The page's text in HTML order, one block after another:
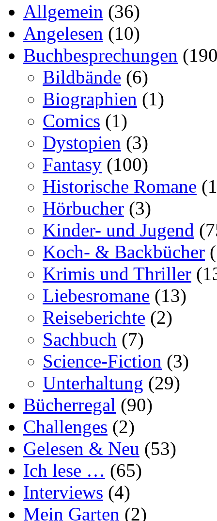
Allgemein (36)
Angelesen (10)
Buchbesprechungen
Bildbände (6)
Biographien (1)
Comics (1)
Dystopien (3)
Fantasy (100)
Historische Romane
Hörbucher (3)
Kinder- und Jugend
Koch- & Backbücher
Krimis und Thriller
Liebesromane (13)
Reiseberichte (2)
Sachbuch (7)
Science-Fiction (3)
Unterhaltung (29)
Bücherregal (90)
Challenges (2)
Gelesen & Neu (53)
Ich lese … (65)
Interviews (4)
Mein Garten (2)